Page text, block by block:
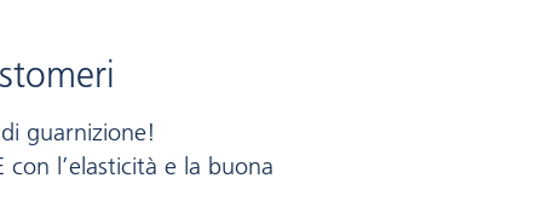
guarnizione!
l’elasticità e la buona